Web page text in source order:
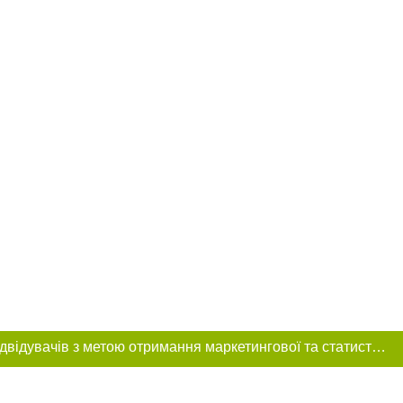
Цей сайт використовує «cookies». Також веб-сайт використовує інтернет-сервіс для збору технічних даних стосовно відвідувачів з метою отримання маркетингової та статистичної інформації. Умови обробки даних відвідувачів сайту див.